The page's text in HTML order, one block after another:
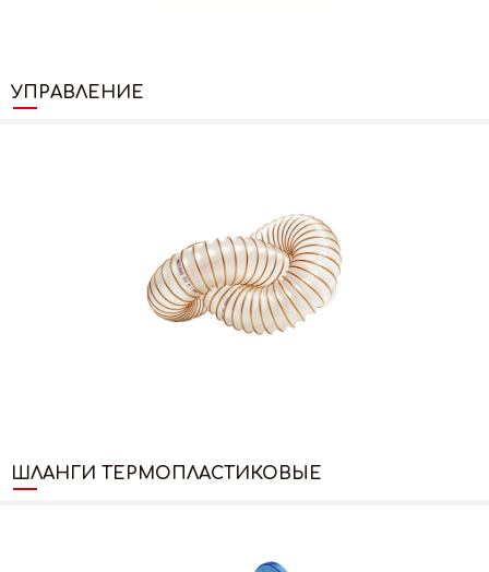
УПРАВЛЕНИЕ
ШЛАНГИ ТЕРМОПЛАСТИКОВЫЕ